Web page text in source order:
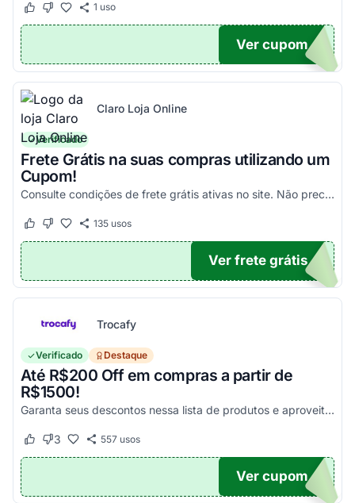
Este cupom funcionou
Este cupom não funcionou
1 uso
100
Ver cupom
Claro Loja Online
Verificado
Frete Grátis na suas compras utilizando um
Cupom!
Consulte condições de frete grátis ativas no site. Não precisa aplicar código promocional Claro Loja!
Este cupom funcionou
Este cupom não funcionou
135usos
TICO
Ver frete grátis
Trocafy
Verificado Destaque
Até R$200 Off em compras a partir de
R$1500!
Garanta seus descontos nessa lista de produtos e aproveite para economizar agora mesmo! Válido para todo o site exceto em produtos com o selo "Estou Zerado"
Este cupom funcionou
Este cupom não funcionou
3 557usos
ONTO
Ver cupom